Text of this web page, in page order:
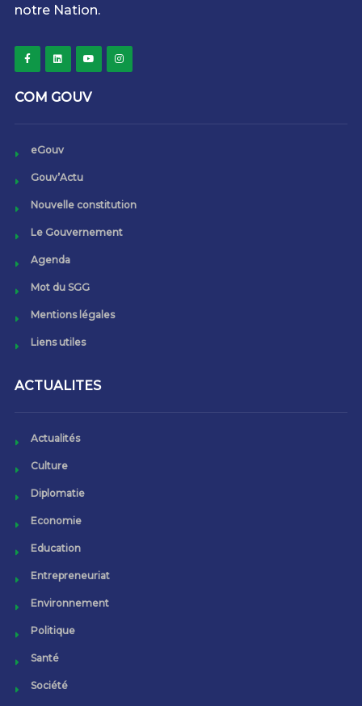
notre Nation.
COM GOUV
eGouv
Gouv’Actu
Nouvelle constitution
Le Gouvernement
Agenda
Mot du SGG
Mentions légales
Liens utiles
ACTUALITES
Actualités
Culture
Diplomatie
Economie
Education
Entrepreneuriat
Environnement
Politique
Santé
Société